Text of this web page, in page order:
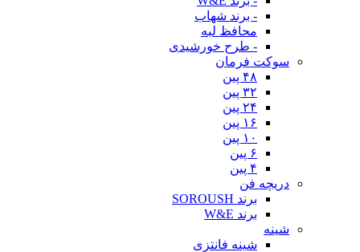
- برند شهاب
محافظ لبه
- طرح خورشیدی
سوکت فرمان
۴۸ پین
۳۲ پین
۲۴ پین
۱۶ پین
۱۰ پین
۶ پین
۴ پین
دریچه فن
برند SOROUSH
برند W&E
شینه
شینه فانتزی